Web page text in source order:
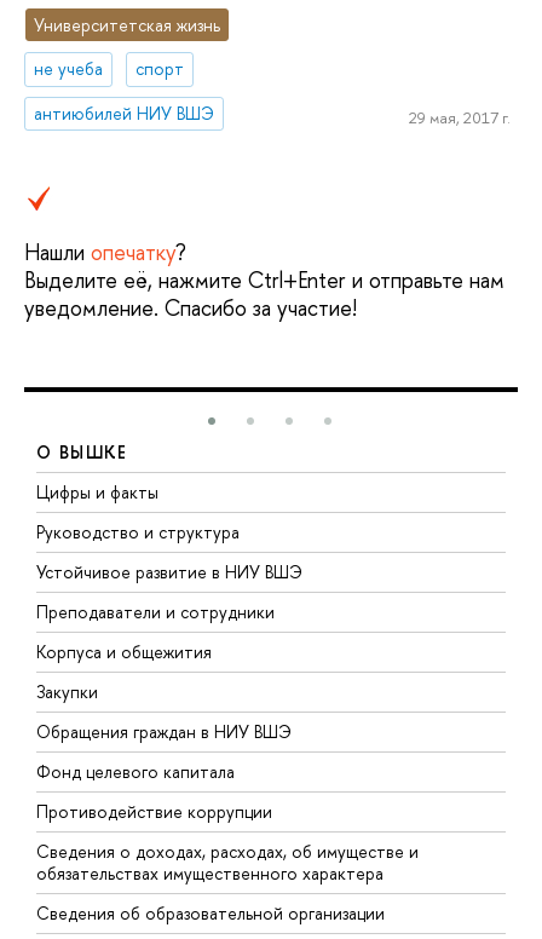
Университетская жизнь
не учеба
спорт
антиюбилей НИУ ВШЭ
29 мая, 2017 г.
Нашли опечатку?
Выделите её, нажмите Ctrl+Enter и отправьте нам
уведомление. Спасибо за участие!
О ВЫШКЕ
Цифры и факты
Руководство и структура
Устойчивое развитие в НИУ ВШЭ
Преподаватели и сотрудники
Корпуса и общежития
Закупки
Обращения граждан в НИУ ВШЭ
Фонд целевого капитала
Противодействие коррупции
Сведения о доходах, расходах, об имуществе и
обязательствах имущественного характера
Сведения об образовательной организации